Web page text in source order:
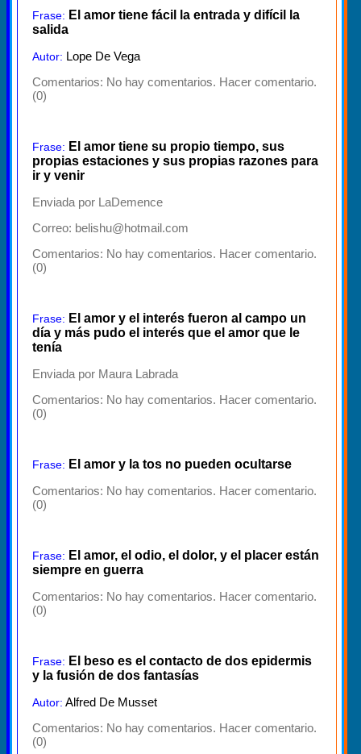
Frase: El amor tiene fácil la entrada y difícil la
salida
Autor: Lope De Vega
Comentarios: No hay comentarios. Hacer comentario.
(0)
Frase: El amor tiene su propio tiempo, sus
propias estaciones y sus propias razones para
ir y venir
Enviada por LaDemence
Correo: belishu@hotmail.com
Comentarios: No hay comentarios. Hacer comentario.
(0)
Frase: El amor y el interés fueron al campo un
día y más pudo el interés que el amor que le
tenía
Enviada por Maura Labrada
Comentarios: No hay comentarios. Hacer comentario.
(0)
Frase: El amor y la tos no pueden ocultarse
Comentarios: No hay comentarios. Hacer comentario.
(0)
Frase: El amor, el odio, el dolor, y el placer están
siempre en guerra
Comentarios: No hay comentarios. Hacer comentario.
(0)
Frase: El beso es el contacto de dos epidermis
y la fusión de dos fantasías
Autor: Alfred De Musset
Comentarios: No hay comentarios. Hacer comentario.
(0)